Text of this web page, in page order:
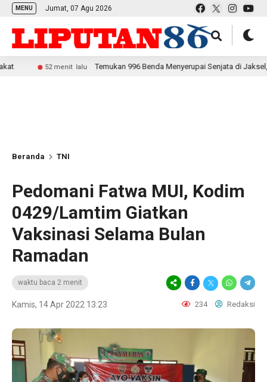
MENU Jumat, 07 Agu 2026
52 menit lalu Temukan 996 Benda Menyerupai Senjata di Jaksel, Polda
Beranda TNI
Pedomani Fatwa MUI, Kodim
0429/Lamtim Giatkan
Vaksinasi Selama Bulan
Ramadan
waktu baca 2 menit
Kamis, 14 Apr 2022 13:23 234 Redaksi